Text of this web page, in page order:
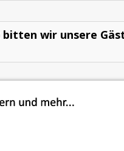
wir unsere